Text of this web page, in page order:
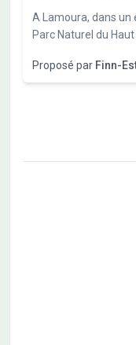
A Lamoura, dans
Parc Naturel du
pour y construire
plus contemporain,
sur mesure, selon
avec le terrain.
parler ensemble
Proposé par Finn-